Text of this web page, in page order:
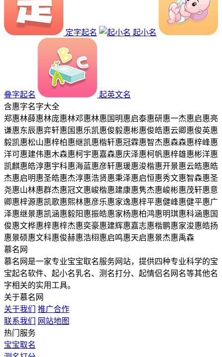
定字起名 起小名
叠字起名
起英文名
含惠字名字大全
郑惠林薛惠林庞惠林邓惠林惠国明惠启泰惠研惠一杰惠启惠亮
谦惠东辰惠弈轩惠国 惠乐凯惠俊毅惠彬惠俊皓惠云卿惠俊英惠
毅凯惠松山惠梓柏惠继凯惠楷轩惠冠霖惠智杰惠森森惠梓峰惠
洋可惠建伟惠木森惠柯宇惠嘉森惠庆泽惠柯帆惠梓雄惠彬洋惠
凯麒惠皓淳惠宇科惠海蓝惠彦轩惠瑗惠浚楷惠开景惠云皓惠皓
杰惠启明惠圣皓惠杰淳惠浩贤惠秉泽惠启恒惠秀文惠智森惠圣
尧惠山林惠群杰惠冠文惠峻楷惠建康惠隽杰惠峻彬惠茂轩惠意
卿惠梓源惠凯歌惠熙林惠彦乐惠家逸惠梓平惠健峰惠健平惠广
泽惠继景惠凯涵惠毅阳惠振皓惠家杨惠柏鸿惠明琪惠科涵惠国
俊惠文桦惠梓惠梓杰惠奕豪惠建辉惠嘉志惠楷鹏惠家浚惠皓扬
惠景硕惠文科惠俊赫惠浩栩惠启鸣惠天启惠景杰惠禹森
慕名网
慕名网是一家专业宝宝取名服务网站，提供四种专业科学的宝
宝起名软件、起小名乳名、测名打分、起情侣名网名等其他名
字相关的实用工具。
关于慕名网
关于我们
推广合作
联系我们
网站地图
热门服务
宝宝取名